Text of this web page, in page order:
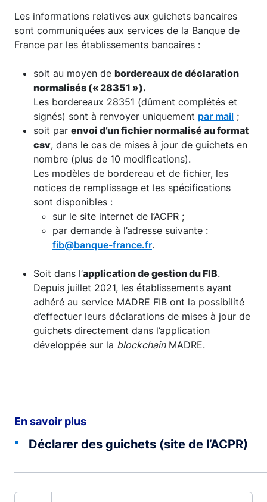
Les informations relatives aux guichets bancaires
sont communiquées aux services de la Banque de
France par les établissements bancaires :
soit au moyen de bordereaux de déclaration
normalisés (« 28351 »).
Les bordereaux 28351 (dûment complétés et
signés) sont à renvoyer uniquement par mail ;
soit par envoi d’un fichier normalisé au format
csv, dans le cas de mises à jour de guichets en
nombre (plus de 10 modifications).
Les modèles de bordereau et de fichier, les
notices de remplissage et les spécifications
sont disponibles :
sur le site internet de l’ACPR ;
par demande à l’adresse suivante :
fib@banque-france.fr.
Soit dans l’application de gestion du FIB.
Depuis juillet 2021, les établissements ayant
adhéré au service MADRE FIB ont la possibilité
d’effectuer leurs déclarations de mises à jour de
guichets directement dans l’application
développée sur la blockchainMADRE.
En savoir plus
Déclarer des guichets (site de l’ACPR)